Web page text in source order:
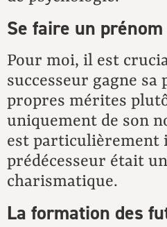
Se faire un prénom
Pour moi, il est
successeur gagne sa
propres mérites
uniquement de son
est particulièrement
prédécesseur était
charismatique.
La formation des